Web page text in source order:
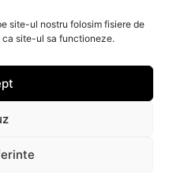
site-ul nostru folosim fisiere de
site-ul sa functioneze.
. Realizat de Alex-